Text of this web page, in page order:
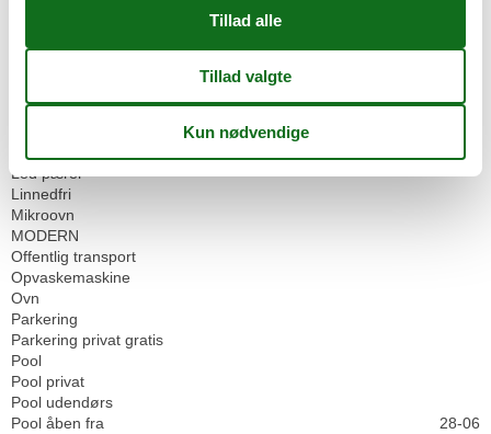
Internet
Komfur
Køleskab
Led pærer
Linnedfri
Mikroovn
MODERN
Offentlig transport
Opvaskemaskine
Ovn
Parkering
Parkering privat gratis
Pool
Pool privat
Pool udendørs
Pool åben fra
28-06